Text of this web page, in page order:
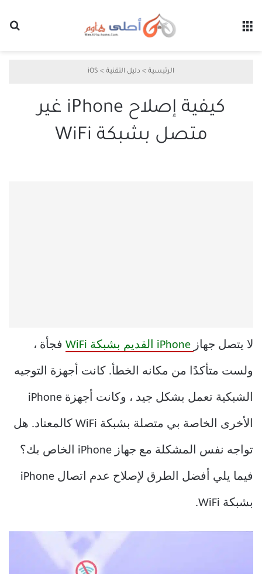
الرئيسية > دليل التقنية >
iOS
كيفية إصلاح iPhone غير
متصل بشبكة WiFi
لا يتصل جهاز فجأة ،
ولست متأكدًا من مكانه الخطأ. كانت أجهزة التوجيه
الشبكية تعمل بشكل جيد ، وكانت أجهزة iPhone
الأخرى الخاصة بي متصلة بشبكة WiFi كالمعتاد. هل
تواجه نفس المشكلة مع جهاز iPhone الخاص بك؟
فيما يلي أفضل الطرق لإصلاح عدم اتصال iPhone
بشبكة WiFi.